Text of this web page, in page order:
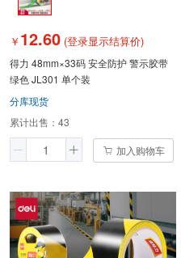
￥ 12.60 (登录显示结算价)
得力 48mm×33码 安全防护 警示胶带
绿色 JL301 单个装
分库现货
累计出售： 43
加入购物车